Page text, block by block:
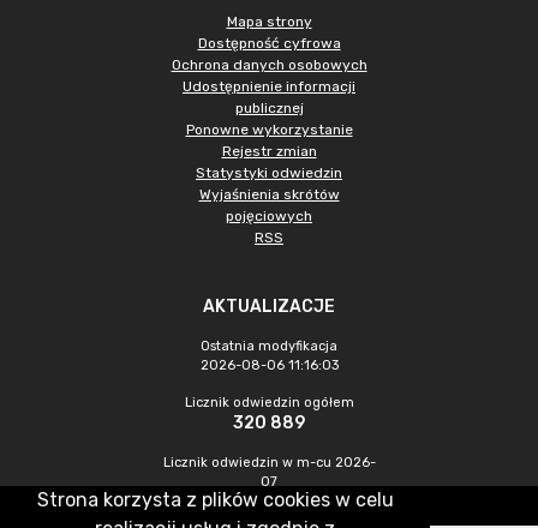
Mapa strony
Dostępność cyfrowa
Ochrona danych osobowych
Udostępnienie informacji
publicznej
Ponowne wykorzystanie
Rejestr zmian
Statystyki odwiedzin
Wyjaśnienia skrótów
pojęciowych
RSS
AKTUALIZACJE
Ostatnia modyfikacja
2026-08-06 11:16:03
Licznik odwiedzin ogółem
320 889
Licznik odwiedzin w m-cu 2026-
07
948
Strona korzysta z plików cookies w celu